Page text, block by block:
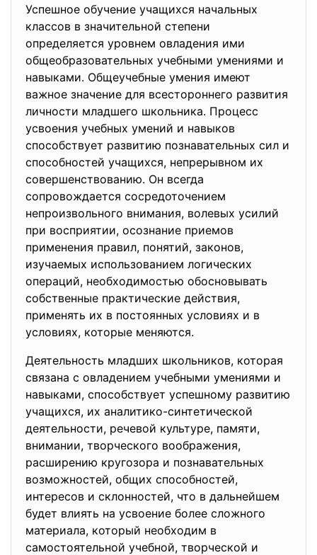
Успешное обучение учащихся начальных
классов в значительной степени
определяется уровнем овладения ими
общеобразовательных учебными умениями и
навыками. Общеучебные умения имеют
важное значение для всестороннего развития
личности младшего школьника. Процесс
усвоения учебных умений и навыков
способствует развитию познавательных сил и
способностей учащихся, непрерывном их
совершенствованию. Он всегда
сопровождается сосредоточением
непроизвольного внимания, волевых усилий
при восприятии, осознание приемов
применения правил, понятий, законов,
изучаемых использованием логических
операций, необходимостью обосновывать
собственные практические действия,
применять их в постоянных условиях и в
условиях, которые меняются.
Деятельность младших школьников, которая
связана с овладением учебными умениями и
навыками, способствует успешному развитию
учащихся, их аналитико-синтетической
деятельности, речевой культуре, памяти,
внимании, творческого воображения,
расширению кругозора и познавательных
возможностей, общих способностей,
интересов и склонностей, что в дальнейшем
будет влиять на усвоение более сложного
материала, который необходим в
самостоятельной учебной, творческой и